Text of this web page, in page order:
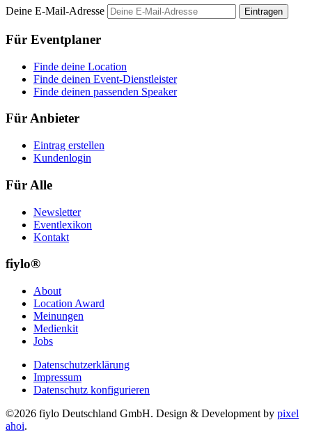
Deine E-Mail-Adresse Eintragen
Für Eventplaner
Finde deine Location
Finde deinen Event-Dienstleister
Finde deinen passenden Speaker
Für Anbieter
Eintrag erstellen
Kundenlogin
Für Alle
Newsletter
Eventlexikon
Kontakt
fiylo®
About
Location Award
Meinungen
Medienkit
Jobs
Datenschutzerklärung
Impressum
Datenschutz konfigurieren
©2026 fiylo Deutschland GmbH. Design & Development by pixel
ahoi.